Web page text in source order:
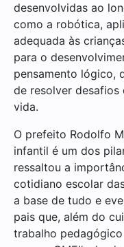
desenvolvidas ao
como a robótica,
adequada às
para o
pensamento lógico,
de resolver desafios
vida.
O prefeito Rodolfo
infantil é um dos
ressaltou a
cotidiano escolar
a base de tudo e
pais que, além do
trabalho